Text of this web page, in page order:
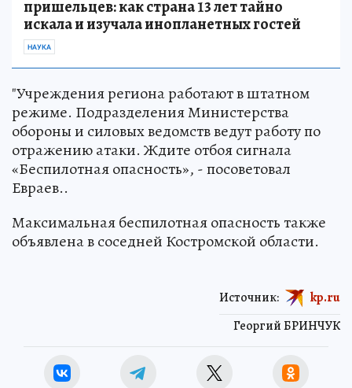
пришельцев: как страна 13 лет тайно
искала и изучала инопланетных гостей
НАУКА
"Учреждения региона работают в штатном
режиме. Подразделения Министерства
обороны и силовых ведомств ведут работу по
отражению атаки. Ждите отбоя сигнала
«Беспилотная опасность», - посоветовал
Евраев..
Максимальная беспилотная опасность также
объявлена в соседней Костромской области.
Георгий БРИНЧУК
Источник: kp.ru